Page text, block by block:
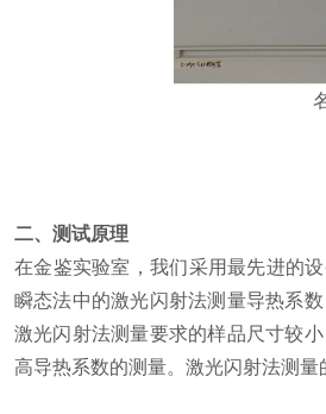
二、 测试原理
在金鉴实验室，我们采用最先进的
瞬态法中的激光闪射法测量导热系
激光闪射法测量要求的样品尺寸较
高导热系数的测量。 激光闪射法测量